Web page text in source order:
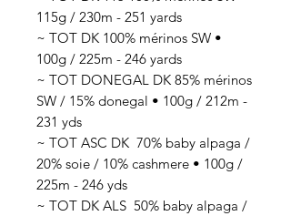
115g / 230m - 251 yards
~ TOT DK 100% mérinos SW •
100g / 225m - 246 yards
~ TOT DONEGAL DK 85% mérinos
SW / 15% donegal • 100g / 212m -
231 yds
~ TOT ASC DK 70% baby alpaga /
20% soie / 10% cashmere • 100g /
225m - 246 yds
~ TOT DK ALS 50% baby alpaga /